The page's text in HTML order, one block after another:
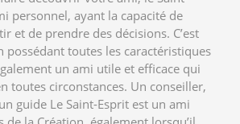
personnel, ayant la capacité de
et de prendre des décisions. C’est
possédant toutes les caractéristiques
un ami utile et efficace qui
toutes circonstances. Un conseiller,
guide Le Saint-Esprit est un ami